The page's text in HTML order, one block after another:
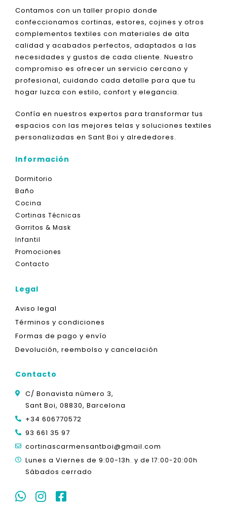
Contamos con un taller propio donde
confeccionamos cortinas, estores, cojines y otros
complementos textiles con materiales de alta
calidad y acabados perfectos, adaptados a las
necesidades y gustos de cada cliente. Nuestro
compromiso es ofrecer un servicio cercano y
profesional, cuidando cada detalle para que tu
hogar luzca con estilo, confort y elegancia.
Confía en nuestros expertos para transformar tus
espacios con las mejores telas y soluciones textiles
personalizadas en Sant Boi y alrededores.
Información
Dormitorio
Baño
Cocina
Cortinas Técnicas
Gorritos & Mask
Infantil
Promociones
Contacto
Legal
Aviso legal
Términos y condiciones
Formas de pago y envío
Devolución, reembolso y cancelación
Contacto
C/ Bonavista número 3,
Sant Boi, 08830, Barcelona
+34 606770572
93 661 35 97
cortinascarmensantboi@gmail.com
Lunes a Viernes de 9:00-13h. y de 17:00-20:00h
Sábados cerrado